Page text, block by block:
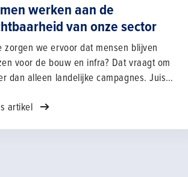
werken aan de
van onze sector
zorgen we ervoor dat mensen blijven
voor de bouw en infra? Dat vraagt om
dan alleen landelijke campagnes. Juist
initiatieven maakt het verschil. Van
artikel